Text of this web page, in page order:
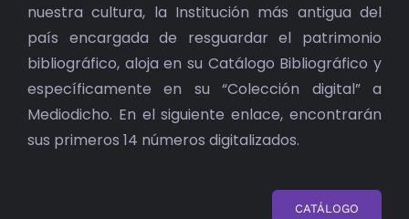
nuestra cultura, la Institución más antigua del
país encargada de resguardar el patrimonio
bibliográfico, aloja en su Catálogo Bibliográfico y
específicamente en su “Colección digital” a
Mediodicho. En el siguiente enlace, encontrarán
sus primeros 14 números digitalizados.
CATÁLOGO